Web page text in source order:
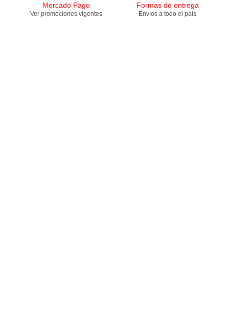
Mercado Pago
Ver promociones vigentes
Formas de entrega
Envíos a todo el país